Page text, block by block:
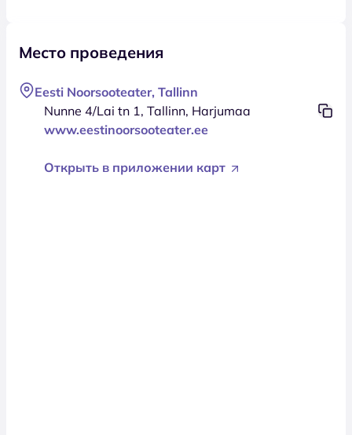
Место проведения
Eesti Noorsooteater, Tallinn
Nunne 4/Lai tn 1, Tallinn, Harjumaa
www.eestinoorsooteater.ee
Открыть в приложении карт